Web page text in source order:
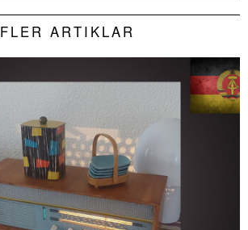
FLER ARTIKLAR